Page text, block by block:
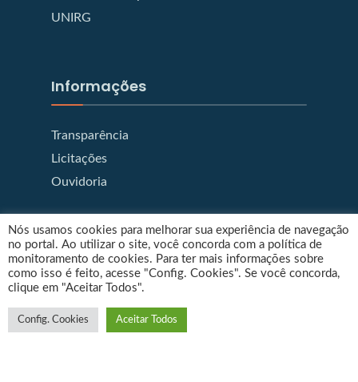
UNIRG
Informações
Transparência
Licitações
Ouvidoria
Prefeitura de Gurupi
Copyright © SECRETARIA MUNICIPAL DE CIÊNCIA, TECNOLOGIA E
Nós usamos cookies para melhorar sua experiência de navegação
no portal. Ao utilizar o site, você concorda com a política de
monitoramento de cookies. Para ter mais informações sobre
como isso é feito, acesse "Config. Cookies". Se você concorda,
clique em "Aceitar Todos".
Config. Cookies Aceitar Todos